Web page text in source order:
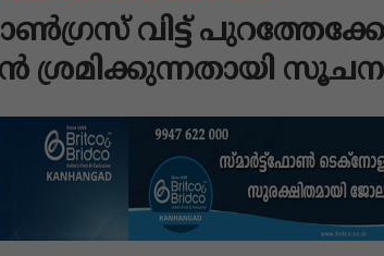
വിട്ട്
ശ്രമിക്കുന്നതായി